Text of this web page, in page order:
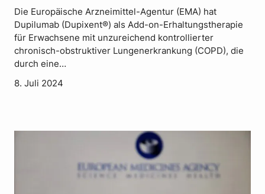
Die Europäische Arzneimittel-Agentur (EMA) hat
Dupilumab (Dupixent®) als Add-on-Erhaltungstherapie
für Erwachsene mit unzureichend kontrollierter
chronisch-obstruktiver Lungenerkrankung (COPD), die
durch eine…
8. Juli 2024